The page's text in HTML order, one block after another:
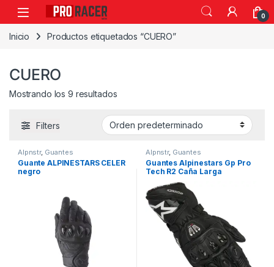
0
Inicio Productos etiquetados “CUERO”
CUERO
Mostrando los 9 resultados
Filters
Alpnstr, Guantes
Guante ALPINESTARS CELER
negro
Alpnstr, Guantes
Guantes Alpinestars Gp Pro
Tech R2 Caña Larga